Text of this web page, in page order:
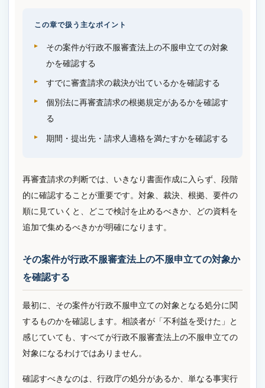
この章で扱う主なポイント
その案件が行政不服審査法上の不服申立ての対象
かを確認する
すでに審査請求の裁決が出ているかを確認する
個別法に再審査請求の根拠規定があるかを確認す
る
期間・提出先・請求人適格を満たすかを確認する
再審査請求の判断では、いきなり書面作成に入らず、段階
的に確認することが重要です。対象、裁決、根拠、要件の
順に見ていくと、どこで検討を止めるべきか、どの資料を
追加で集めるべきかが明確になります。
その案件が行政不服審査法上の不服申立ての対象か
を確認する
最初に、その案件が行政不服申立ての対象となる処分に関
するものかを確認します。相談者が「不利益を受けた」と
感じていても、すべてが行政不服審査法上の不服申立ての
対象になるわけではありません。
確認すべきなのは、行政庁の処分があるか、単なる事実行